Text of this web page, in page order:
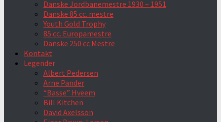
Danske Jordbanemestre 1930 – 1951
Danske 85 cc. mestre
Youth Gold Trophy
85 cc. Europamestre
Danske 250 cc Mestre
Kontakt
Legender
Albert Pedersen
Arne Pander
“Basse” Hveem
Bill Kitchen
David Axelsson